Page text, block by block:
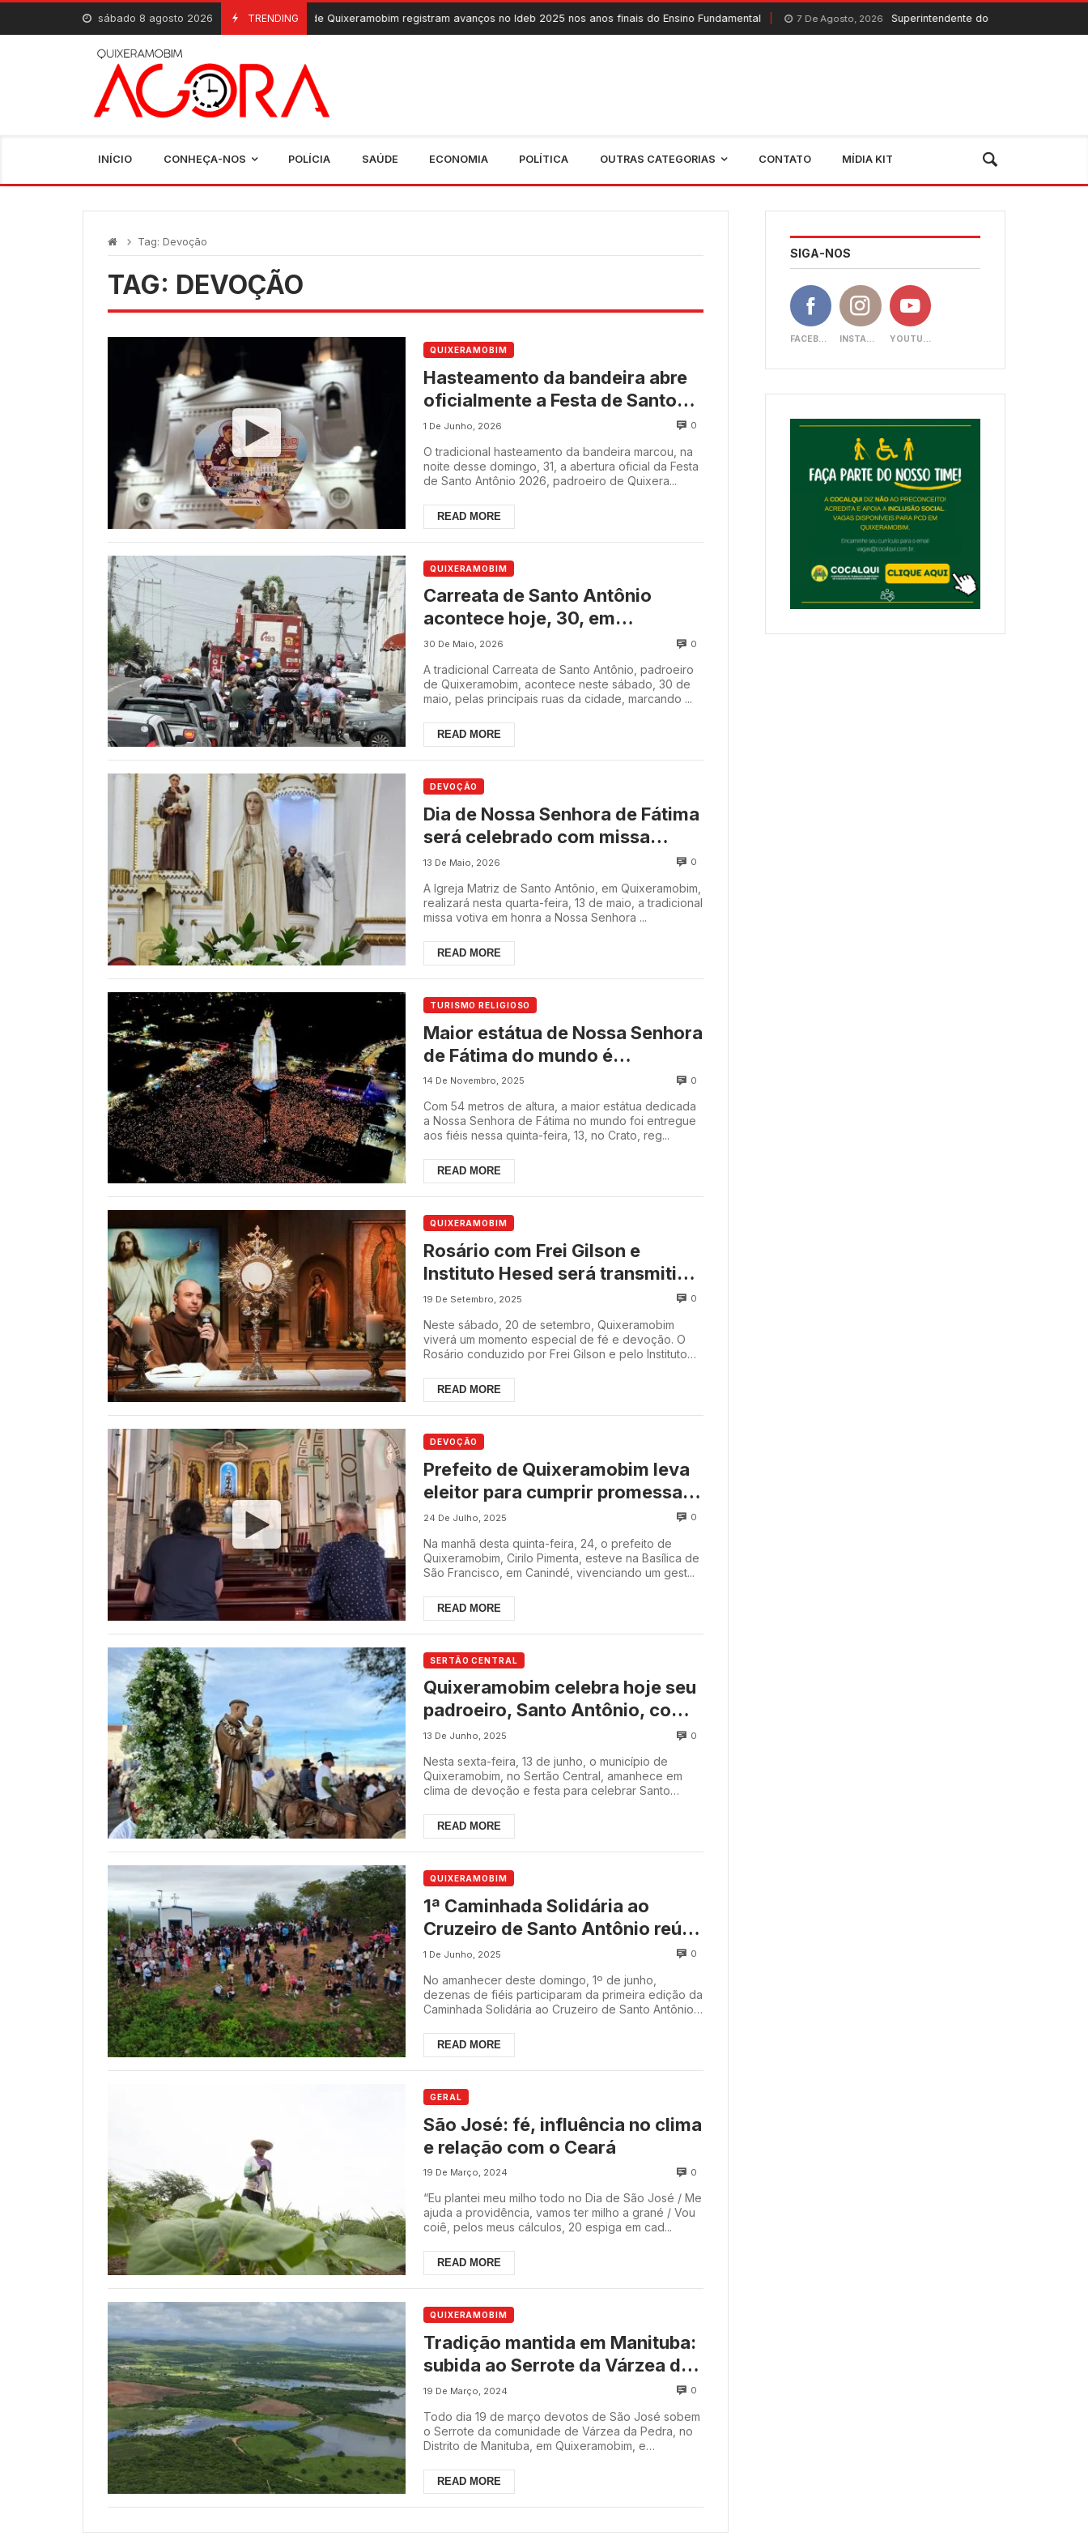
Skip
content
sábado 8 agosto 2026 TRENDING
7 De Agosto, 2026 Escolas de Quixeramobim registram avanços no Ideb 2025 nos anos finais do Ensino Fundamental 7 De Agosto, 2026 Superintendente do Banco do Nordeste visita
INÍCIO CONHEÇA-NOS POLÍCIA SAÚDE ECONOMIA POLÍTICA OUTRAS CATEGORIAS CONTATO MÍDIA KIT
Tag: Devoção
TAG: DEVOÇÃO
QUIXERAMOBIM
Hasteamento da bandeira abre
oficialmente a Festa de Santo
Antônio 2026 em
Quixeramobim
1 De Junho, 2026 0
O tradicional hasteamento da bandeira marcou, na
noite desse domingo, 31, a abertura oficial da Festa
de Santo Antônio 2026, padroeiro de Quixera...
READ MORE
QUIXERAMOBIM
Carreata de Santo Antônio
acontece hoje, 30, em
Quixeramobim; emissoras de
rádio do Sistema Maior
retransmitem
30 De Maio, 2026 0
A tradicional Carreata de Santo Antônio, padroeiro
de Quixeramobim, acontece neste sábado, 30 de
maio, pelas principais ruas da cidade, marcando ...
READ MORE
DEVOÇÃO
Dia de Nossa Senhora de Fátima
será celebrado com missa
votiva na Igreja Matriz de Santo
Antônio em Quixeramobim
13 De Maio, 2026 0
A Igreja Matriz de Santo Antônio, em Quixeramobim,
realizará nesta quarta-feira, 13 de maio, a tradicional
missa votiva em honra a Nossa Senhora ...
READ MORE
TURISMO RELIGIOSO
Maior estátua de Nossa Senhora
de Fátima do mundo é
inaugurada no interior do Ceará
14 De Novembro, 2025 0
Com 54 metros de altura, a maior estátua dedicada
a Nossa Senhora de Fátima no mundo foi entregue
aos fiéis nessa quinta-feira, 13, no Crato, reg...
READ MORE
QUIXERAMOBIM
Rosário com Frei Gilson e
Instituto Hesed será transmitido
por telão na madrugada deste
sábado, 20, em Quixeramobim
19 De Setembro, 2025 0
Neste sábado, 20 de setembro, Quixeramobim
viverá um momento especial de fé e devoção. O
Rosário conduzido por Frei Gilson e pelo Instituto
READ MORE
DEVOÇÃO
Prefeito de Quixeramobim leva
eleitor para cumprir promessa
na Basílica de Canindé
24 De Julho, 2025 0
Na manhã desta quinta-feira, 24, o prefeito de
Quixeramobim, Cirilo Pimenta, esteve na Basílica de
São Francisco, em Canindé, vivenciando um gest...
READ MORE
SERTÃO CENTRAL
Quixeramobim celebra hoje seu
padroeiro, Santo Antônio, com
fé e tradição
13 De Junho, 2025 0
Nesta sexta-feira, 13 de junho, o município de
Quixeramobim, no Sertão Central, amanhece em
clima de devoção e festa para celebrar Santo
READ MORE
QUIXERAMOBIM
1ª Caminhada Solidária ao
Cruzeiro de Santo Antônio reúne
dezenas de participantes em
Quixeramobim
1 De Junho, 2025 0
No amanhecer deste domingo, 1º de junho,
dezenas de fiéis participaram da primeira edição da
Caminhada Solidária ao Cruzeiro de Santo Antônio,
READ MORE
GERAL
São José: fé, influência no clima
e relação com o Ceará
19 De Março, 2024 0
“Eu plantei meu milho todo no Dia de São José / Me
ajuda a providência, vamos ter milho a grané / Vou
coiê, pelos meus cálculos, 20 espiga em cad...
READ MORE
QUIXERAMOBIM
Tradição mantida em Manituba:
subida ao Serrote da Várzea da
Pedra no dia de São José
19 De Março, 2024 0
Todo dia 19 de março devotos de São José sobem
o Serrote da comunidade de Várzea da Pedra, no
Distrito de Manituba, em Quixeramobim, e
READ MORE
SIGA-NOS
FACEBOOK INSTAGRAM YOUTUBE